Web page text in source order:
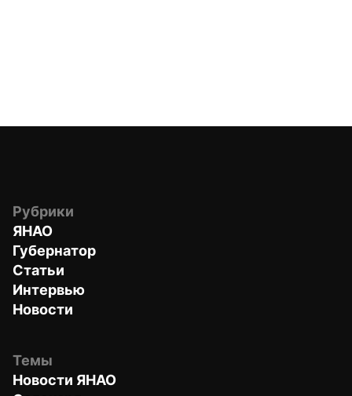
Рубрики
ЯНАО
Губернатор
Статьи
Интервью
Новости
Темы
Новости ЯНАО